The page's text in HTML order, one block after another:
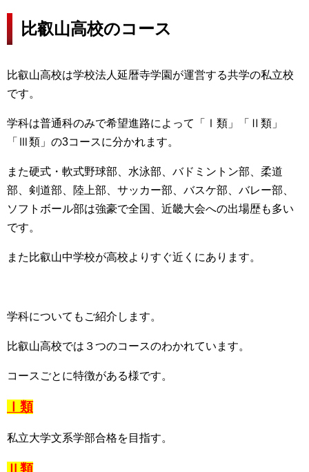
比叡山高校のコース
比叡山高校は学校法人延暦寺学園が運営する共学の私立校
です。
学科は普通科のみで希望進路によって「Ⅰ類」「Ⅱ類」
「Ⅲ類」の3コースに分かれます。
また硬式・軟式野球部、水泳部、バドミントン部、柔道
部、剣道部、陸上部、サッカー部、バスケ部、バレー部、
ソフトボール部は強豪で全国、近畿大会への出場歴も多い
です。
また比叡山中学校が高校よりすぐ近くにあります。
学科についてもご紹介します。
比叡山高校では３つのコースのわかれています。
コースごとに特徴がある様です。
Ⅰ類
私立大学文系学部合格を目指す。
Ⅱ類